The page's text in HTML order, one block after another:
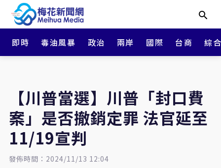
即時 毒油風暴 政治 兩岸 國際 台商 綜
【川普當選】川普「封口費
案」是否撤銷定罪 法官延至
11/19宣判
發佈時間：2024/11/13 12:04